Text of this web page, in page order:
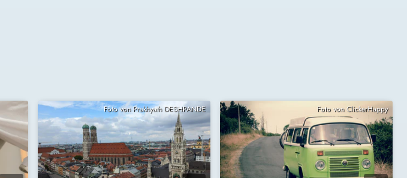
Foto von Prakhyath DESHPANDE Foto von ClickerHappy